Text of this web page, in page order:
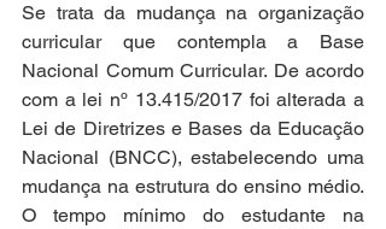
Se trata da mudança na organização
curricular que contempla a Base
Nacional Comum Curricular. De acordo
com a lei nº 13.415/2017 foi alterada a
Lei de Diretrizes e Bases da Educação
Nacional (BNCC), estabelecendo uma
mudança na estrutura do ensino médio.
O tempo mínimo do estudante na